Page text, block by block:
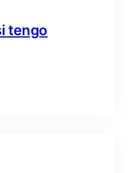
tengo